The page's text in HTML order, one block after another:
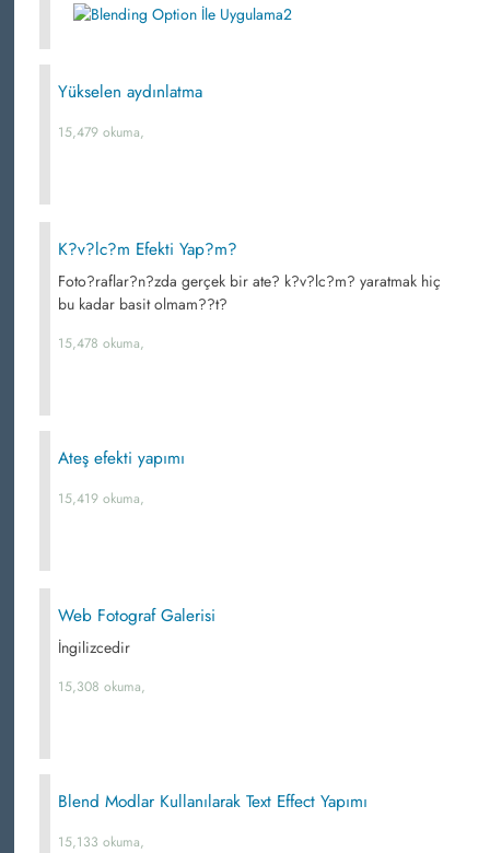
Yükselen aydınlatma
15,479 okuma,
K?v?lc?m Efekti Yap?m?
Foto?raflar?n?zda gerçek bir ate? k?v?lc?m? yaratmak hiç
bu kadar basit olmam??t?
15,478 okuma,
Ateş efekti yapımı
15,419 okuma,
Web Fotograf Galerisi
İngilizcedir
15,308 okuma,
Blend Modlar Kullanılarak Text Effect Yapımı
15,133 okuma,